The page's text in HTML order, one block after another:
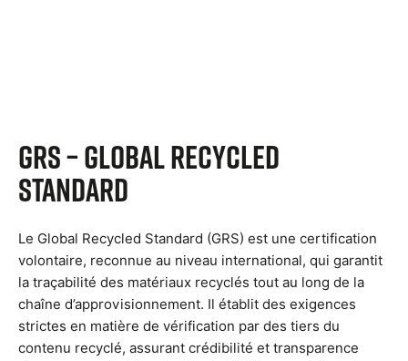
GRS – Global Recycled
Standard
Le Global Recycled Standard (GRS) est une certification
volontaire, reconnue au niveau international, qui garantit
la traçabilité des matériaux recyclés tout au long de la
chaîne d’approvisionnement. Il établit des exigences
strictes en matière de vérification par des tiers du
contenu recyclé, assurant crédibilité et transparence